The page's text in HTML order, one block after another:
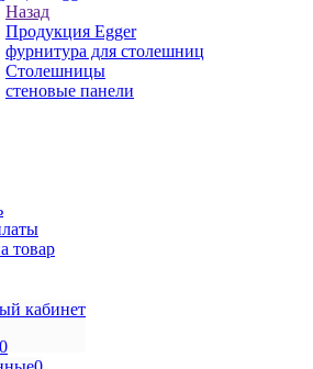
Назад
Продукция Egger
фурнитура для столешниц
Столешницы
стеновые панели
товар
кабинет
0